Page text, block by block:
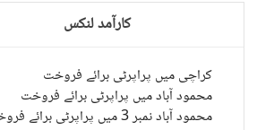
کارآمد لنکس
کراچی میں پراپرٹی برائے فروخت
محمود آباد میں پراپرٹی برائے فروخت
محمود آباد نمبر 3 میں پراپرٹی برائے فروخت